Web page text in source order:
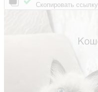
Скопировать ссылку